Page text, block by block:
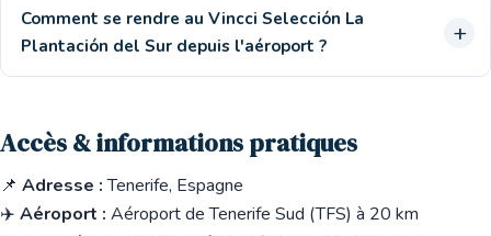
Comment se rendre au Vincci Selección La
Plantación del Sur depuis l'aéroport ?
Accès & informations pratiques
📌 Adresse : Tenerife, Espagne
✈️ Aéroport : Aéroport de Tenerife Sud (TFS) à 20 km